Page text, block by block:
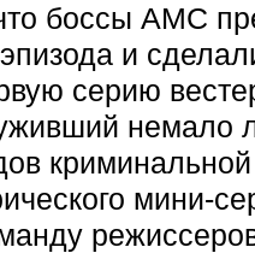
боссы AMC
и
серию
немало
мини-